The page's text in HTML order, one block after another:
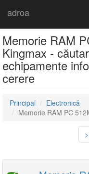
adroa
Memorie RAM
Kingmax -
echipamente
cerere
Principal
Electronică
Memorie RAM PC